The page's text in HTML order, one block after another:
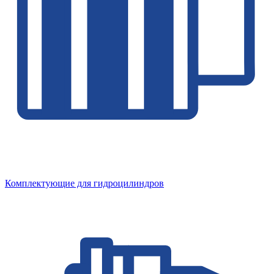
Комплектующие для гидроцилиндров